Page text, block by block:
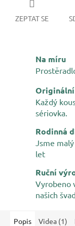
ZEPTAT SE
Na míru
Každý
sériovka.
Rodinná
Jsme
let
Ruční
Vyrobeno
našich
Popis Videa (1)